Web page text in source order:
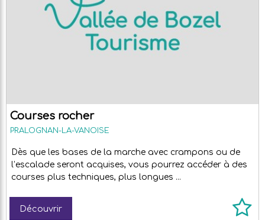
Courses rocher
PRALOGNAN-LA-VANOISE
Dès que les bases de la marche avec crampons ou de
l’escalade seront acquises, vous pourrez accéder à des
courses plus techniques, plus longues ...
Découvrir